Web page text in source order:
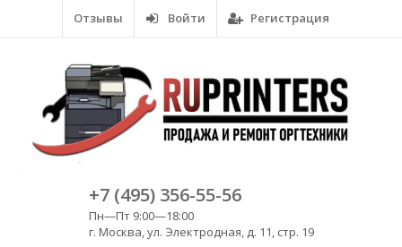
Отзывы Войти Регистрация
+7 (495) 356-55-56
Пн—Пт 9:00—18:00
г. Москва, ул. Электродная, д. 11, стр. 19